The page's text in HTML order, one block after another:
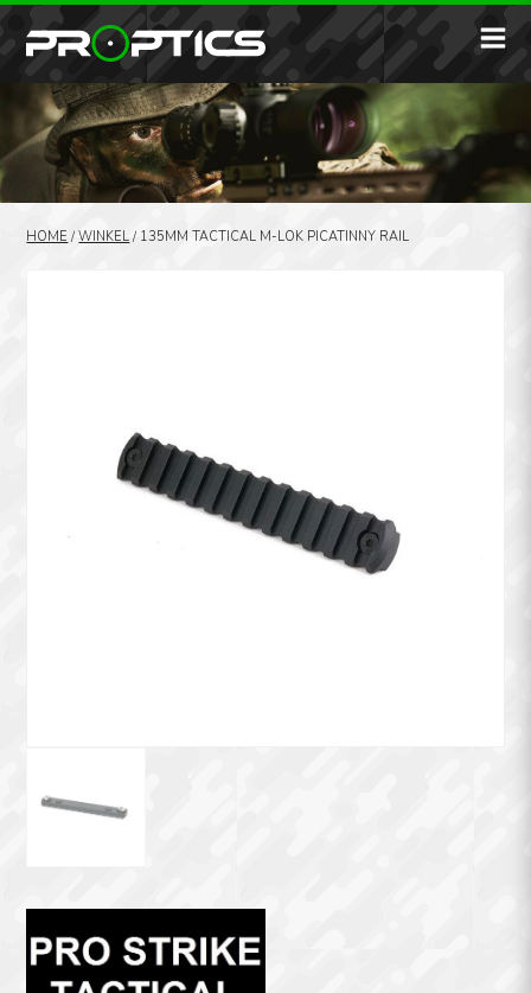
HOME /WINKEL / 135MM TACTICAL M-LOK PICATINNY RAIL